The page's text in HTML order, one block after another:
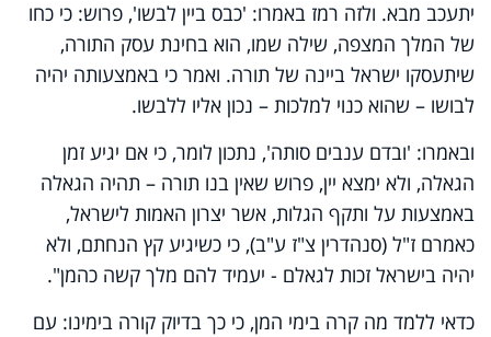
יתעכב מבא. ולזה רמז באמרו: 'כבס ביין לבשו', פרוש: כי כחו
של המלך המצפה, שילה שמו, הוא בחינת עסק התורה,
שיתעסקו ישראל ביינה של תורה. ואמר כי באמצעותה יהיה
לבושו – שהוא כנוי למלכות – נכון אליו ללבשו.
ובאמרו: 'ובדם ענבים סותה', נתכון לומר, כי אם יגיע זמן
הגאלה, ולא ימצא יין, פרוש שאין בנו תורה – תהיה הגאלה
באמצעות על ותקף הגלות, אשר יצרון האמות לישראל,
כאמרם ז"ל (סנהדרין צ"ז ע"ב), כי כשיגיע קץ הנחתם, ולא
יהיה בישראל זכות לגאלם - יעמיד להם מלך קשה כהמן".
כדאי ללמד מה קרה בימי המן, כי כך בדיוק קורה בימינו: עם